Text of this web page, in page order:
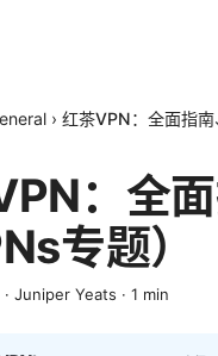
› 红茶VPN：全面指南
：全
专题）
· Juniper Yeats · 1 min